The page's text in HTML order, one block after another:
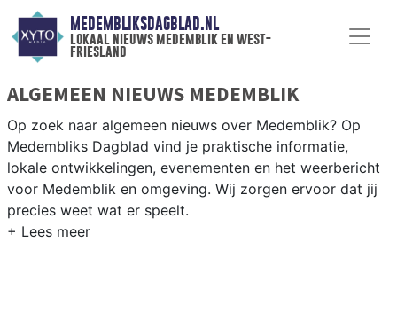
MEDEMBLIKSDAGBLAD.NL
lokaal nieuws medemblik en west-
friesland
ALGEMEEN NIEUWS MEDEMBLIK
Op zoek naar algemeen nieuws over Medemblik? Op
Medembliks Dagblad vind je praktische informatie,
lokale ontwikkelingen, evenementen en het weerbericht
voor Medemblik en omgeving. Wij zorgen ervoor dat jij
precies weet wat er speelt.